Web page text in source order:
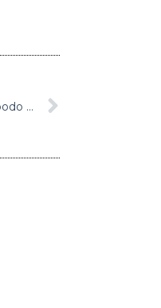
Kako preprečiti, da bi kmetje še naprej uničevali naravo? Potrebne bodo spremembe…